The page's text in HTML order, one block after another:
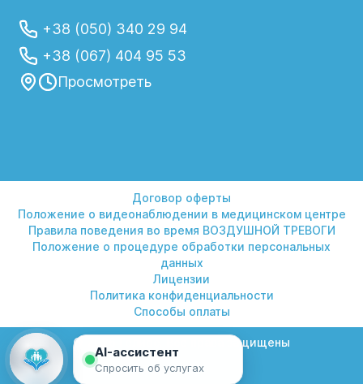
+38 (050) 340 29 94
+38 (067) 404 95 53
Просмотреть
Договор оферты
Положение о видеонаблюдении в медицинском центре
Правила поведения во время ВОЗДУШНОЙ ТРЕВОГИ
Положение о процедуре обработки персональных
данных
Лицензии
Политика конфиденциальности
Способы оплаты
© 2026 Гелиос. Все права защищены
AI-ассистент
Спросить об услугах